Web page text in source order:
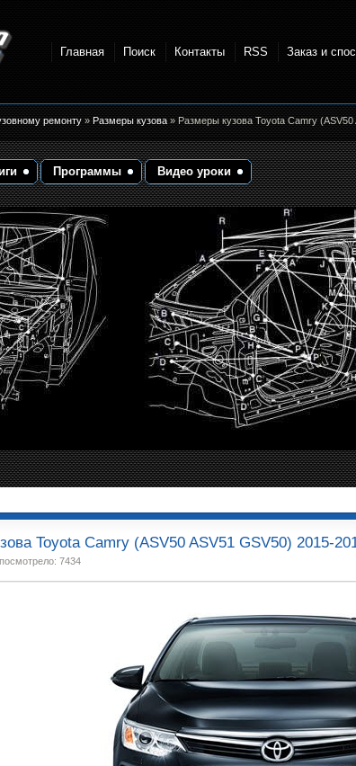
Главная Поиск Контакты RSS Заказ и
ремонту»Размеры кузова» Размеры кузова Toyota Camry
Программы Видео уроки
Toyota Camry (ASV50 ASV51 GSV50) 2015-
7434